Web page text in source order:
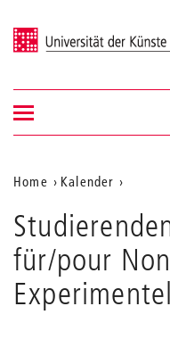
Universität der Künste Berlin
Navigation
Suche
Navigation
ein-/ausblenden
Aktuelle
Position
auf
der
Webseite
Home
Kalender
„Bureau
für/
für/pour